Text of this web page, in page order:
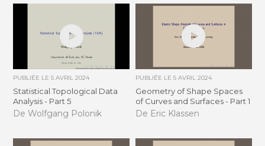
PUBLIÉE LE5 AVRIL 2024
Statistical Topological Data
Analysis - Part 5
De Wolfgang Polonik
PUBLIÉE LE 5 AVRIL 2024
Geometry of Shape Spaces
of Curves and Surfaces - Part 1
De Eric Klassen